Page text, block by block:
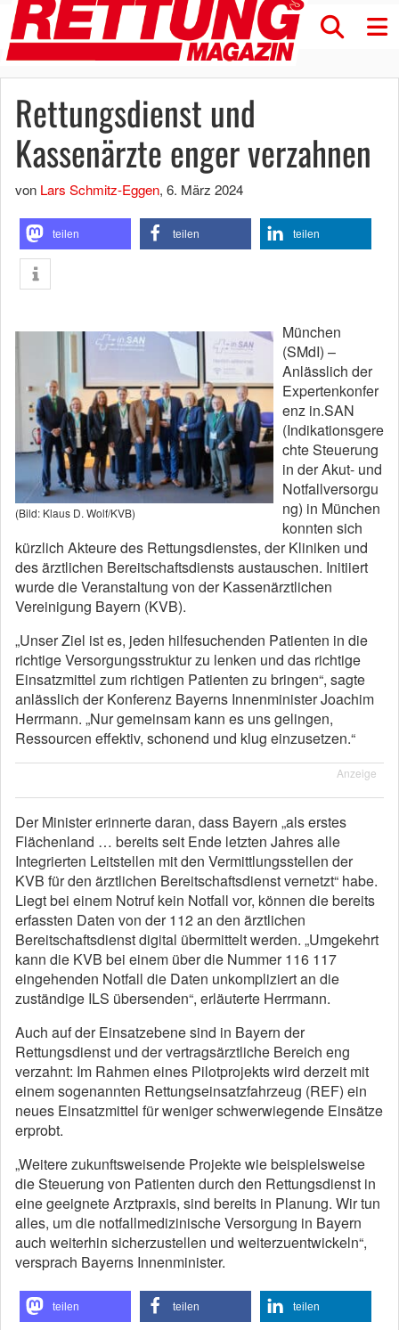
Rettungsdienst und
Kassenärzte enger verzahnen
von Lars Schmitz-Eggen, 6. März 2024
teilen teilen teilen
(Bild: Klaus D. Wolf/KVB)
München
(SMdI) –
Anlässlich der
Expertenkonfer
enz in.SAN
(Indikationsgere
chte Steuerung
in der Akut- und
Notfallversorgu
ng) in München
konnten sich
kürzlich Akteure des Rettungsdienstes, der Kliniken und
des ärztlichen Bereitschaftsdiensts austauschen. Initiiert
wurde die Veranstaltung von der Kassenärztlichen
Vereinigung Bayern (KVB).
„Unser Ziel ist es, jeden hilfesuchenden Patienten in die
richtige Versorgungsstruktur zu lenken und das richtige
Einsatzmittel zum richtigen Patienten zu bringen“, sagte
anlässlich der Konferenz Bayerns Innenminister Joachim
Herrmann. „Nur gemeinsam kann es uns gelingen,
Ressourcen effektiv, schonend und klug einzusetzen.“
Anzeige
Der Minister erinnerte daran, dass Bayern „als erstes
Flächenland … bereits seit Ende letzten Jahres alle
Integrierten Leitstellen mit den Vermittlungsstellen der
KVB für den ärztlichen Bereitschaftsdienst vernetzt“ habe.
Liegt bei einem Notruf kein Notfall vor, können die bereits
erfassten Daten von der 112 an den ärztlichen
Bereitschaftsdienst digital übermittelt werden. „Umgekehrt
kann die KVB bei einem über die Nummer 116 117
eingehenden Notfall die Daten unkompliziert an die
zuständige ILS übersenden“, erläuterte Herrmann.
Auch auf der Einsatzebene sind in Bayern der
Rettungsdienst und der vertragsärztliche Bereich eng
verzahnt: Im Rahmen eines Pilotprojekts wird derzeit mit
einem sogenannten Rettungseinsatzfahrzeug (REF) ein
neues Einsatzmittel für weniger schwerwiegende Einsätze
erprobt.
„Weitere zukunftsweisende Projekte wie beispielsweise
die Steuerung von Patienten durch den Rettungsdienst in
eine geeignete Arztpraxis, sind bereits in Planung. Wir tun
alles, um die notfallmedizinische Versorgung in Bayern
auch weiterhin sicherzustellen und weiterzuentwickeln“,
versprach Bayerns Innenminister.
teilen teilen teilen